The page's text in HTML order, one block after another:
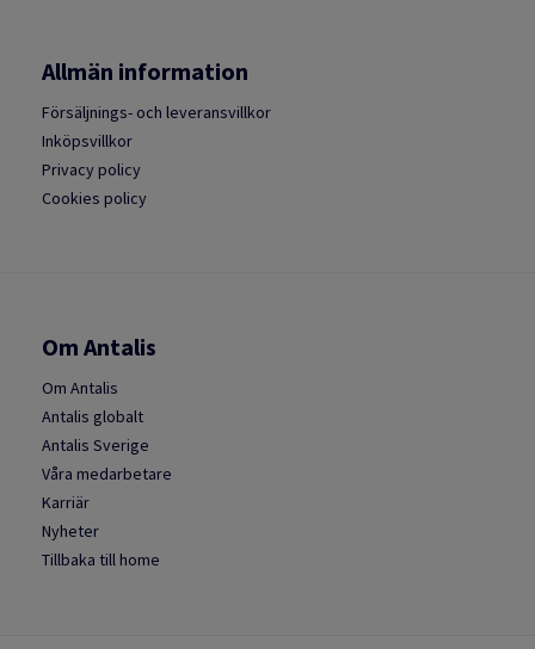
Allmän information
Försäljnings- och leveransvillkor
Inköpsvillkor
Privacy policy
Cookies policy
Om Antalis
Om Antalis
Antalis globalt
Antalis Sverige
Våra medarbetare
Karriär
Nyheter
Tillbaka till home